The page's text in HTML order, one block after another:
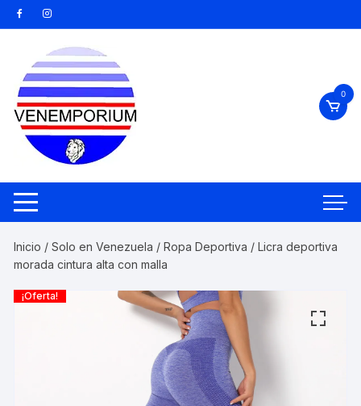
Saltar
al
contenido
0
Inicio /Solo en Venezuela /Ropa Deportiva / Licra deportiva
morada cintura alta con malla
¡Oferta!